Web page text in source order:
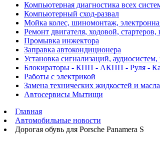
Компьютерная диагностика всех
Компьютерный сход-развал
Мойка колес, шиномонтаж,
Ремонт двигателя, ходовой, стартеров,
Промывка инжектора
Заправка автокондиционера
Установка сигнализаций,
Блокираторы - КПП - АКПП - Руля -
Работы с электрикой
Замена технических жидкостей и
Автосервисы Мытищи
Главная
Автомобильные новости
Дорогая обувь для Porsche Panamera S